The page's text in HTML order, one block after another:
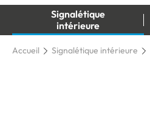
Signalétique
intérieure
Accueil Signalétique intérieure